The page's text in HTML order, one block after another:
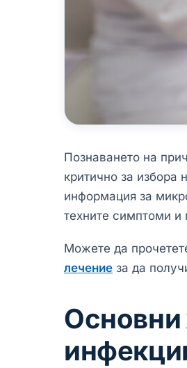
Познаването на
критично за избора
информация за
техните симптоми и
Можете да
лечение за да
Основни